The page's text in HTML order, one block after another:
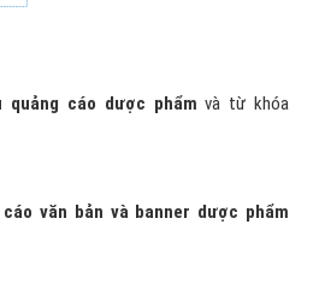
quảng cáo dược phẩm và từ khóa
cáo văn bản và banner dược phẩm